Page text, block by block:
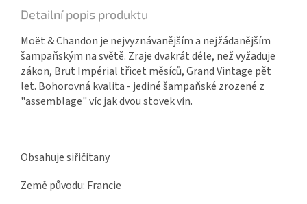
Detailní popis produktu
Moët & Chandon je nejvyznávanějším a nejžádanějším
šampaňským na světě. Zraje dvakrát déle, než vyžaduje
zákon, Brut Impérial třicet měsíců, Grand Vintage pět
let. Bohorovná kvalita - jediné šampaňské zrozené z
"assemblage" víc jak dvou stovek vín.
Obsahuje siřičitany
Země původu: Francie